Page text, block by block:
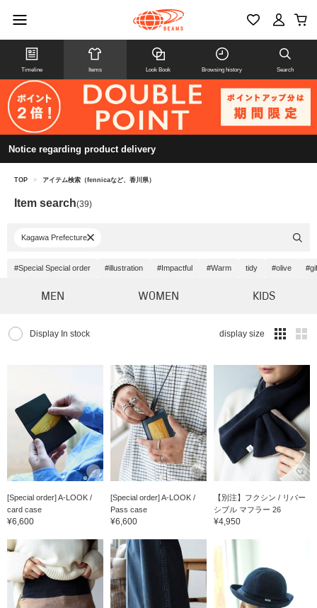
Timeline Items Look Book Browsing history Search
Notice regarding product delivery
TOP > アイテム検索（fennicaなど、香川県）
Item search(39)
Kagawa Prefecture
#Special Special order #illustration #Impactful #Warm tidy #olive
MEN WOMEN KIDS
Display In stock display size
[Special order] A-LOOK /
card case
¥6,600
[Special order] A-LOOK /
Pass case
¥6,600
【別注】フクシン / リバー
シブル マフラー 26
¥4,950